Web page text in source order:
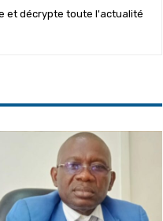
et décrypte toute l'actualité